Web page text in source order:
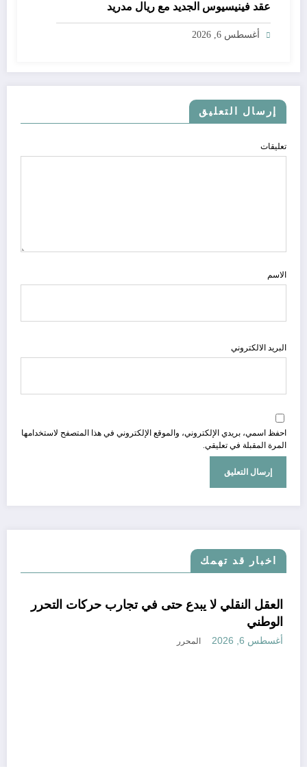
عقد فينيسيوس الجديد مع ريال مدريد
أغسطس 6, 2026
إرسال التعليق
تعليقات
الاسم
البريد الالكتروني
احفظ اسمي، بريدي الإلكتروني، والموقع الإلكتروني في هذا المتصفح لاستخدامها
المرة المقبلة في تعليقي.
اخبار قد تهمك
العقل
مجتمع